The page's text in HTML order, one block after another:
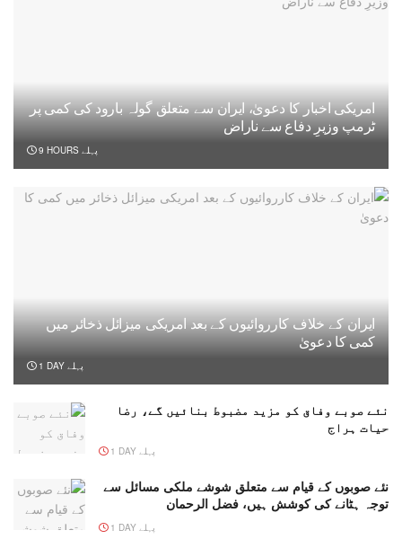
امریکی اخبار کا دعویٰ، ایران سے متعلق گولہ بارود کی کمی پر
ٹرمپ وزیرِ دفاع سے ناراض
9 HOURS پہلے
ایران کے خلاف کارروائیوں کے بعد امریکی میزائل ذخائر میں
کمی کا دعویٰ
1 DAY پہلے
نئے صوبے وفاق کو مزید مضبوط بنائیں گے، رضا
حیات ہراج
1 DAY پہلے
نئے صوبوں کے قیام سے متعلق شوشے ملکی مسائل سے
توجہ ہٹانے کی کوشش ہیں، فضل الرحمان
1 DAY پہلے